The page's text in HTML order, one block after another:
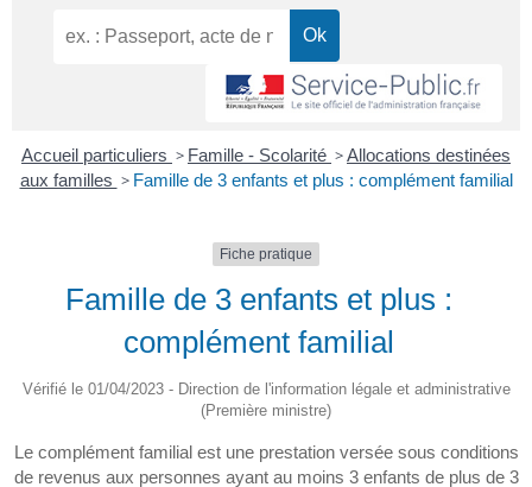
Accueil particuliers > Famille - Scolarité >Allocations destinées
aux familles > Famille de 3 enfants et plus : complément familial
Fiche pratique
Famille de 3 enfants et plus :
complément familial
Vérifié le 01/04/2023 - Direction de l'information légale et administrative
(Première ministre)
Le complément familial est une prestation versée sous conditions
de revenus aux personnes ayant au moins 3 enfants de plus de 3